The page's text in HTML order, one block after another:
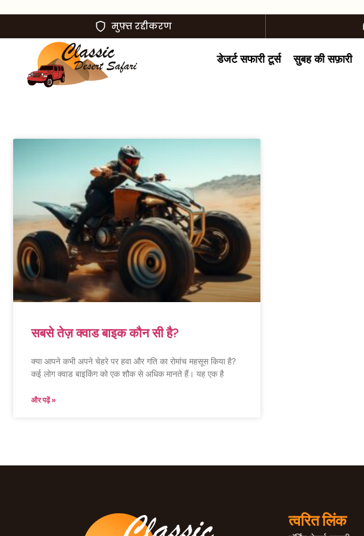
मुफ़्त रद्दीकरण
डेजर्ट सफारी टूर्स सुबह की सफ़ारी
सबसे तेज़ क्वाड बाइक कौन सी है?
क्या आपने कभी अपने चेहरे पर हवा और गति का रोमांच महसूस किया है?
कई लोग क्वाड बाइकिंग को एक शौक से अधिक मानते हैं। यह एक है
और पढ़ें »
त्वरित लिंक